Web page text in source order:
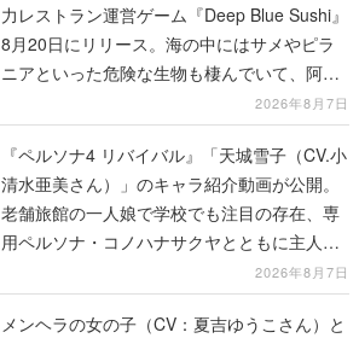
力レストラン運営ゲーム『Deep Blue Sushi』
8月20日にリリース。海の中にはサメやピラ
ニアといった危険な生物も棲んでいて、阿鼻
2026年8月7日
『ペルソナ4 リバイバル』「天城雪子（CV.小
清水亜美さん）」のキャラ紹介動画が公開。
老舗旅館の一人娘で学校でも注目の存在、専
用ペルソナ・コノハナサクヤとともに主人公
2026年8月7日
メンヘラの女の子（CV：夏吉ゆうこさん）と